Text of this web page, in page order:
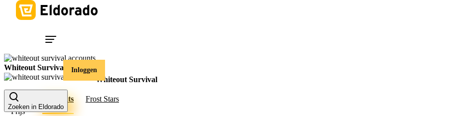
Inloggen
Zoeken in Eldorado
Whiteout Survival
Whiteout Survival
Accounts
Frost Stars
Prijs